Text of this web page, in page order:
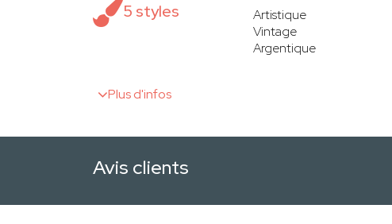
5 styles Artistique
Vintage
Argentique
Plus d'infos
Avis clients